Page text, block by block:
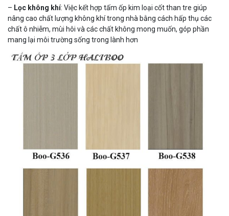
– Lọc không khí: Việc kết hợp tấm ốp kim loại cốt than tre giúp
nâng cao chất lượng không khí trong nhà bằng cách hấp thụ các
chất ô nhiễm, mùi hôi và các chất không mong muốn, góp phần
mang lại môi trường sống trong lành hơn